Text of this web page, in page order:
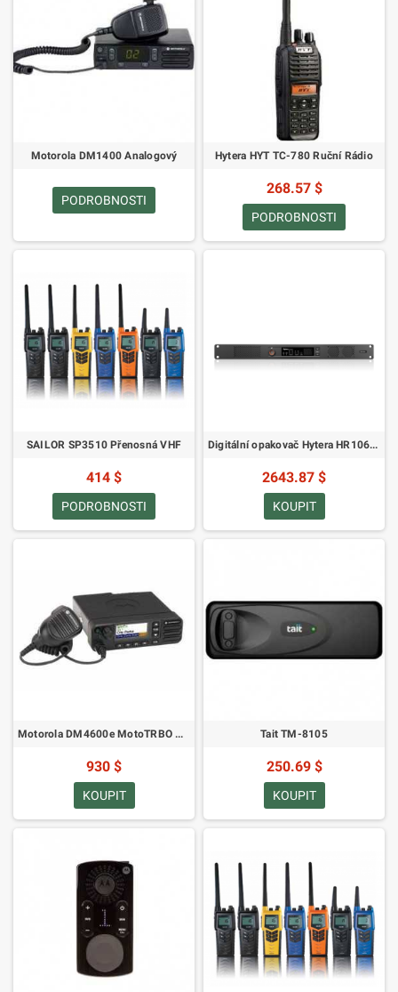
Motorola DM1400 Analogový
PODROBNOSTI
Hytera HYT TC-780 Ruční Rádio
268.57 $
PODROBNOSTI
SAILOR SP3510 Přenosná VHF
414 $
PODROBNOSTI
Digitální opakovač Hytera HR1065 UHF Standard
2643.87 $
KOUPIT
Motorola DM4600e MotoTRBO Mobilní VHF
930 $
KOUPIT
Tait TM-8105
250.69 $
KOUPIT